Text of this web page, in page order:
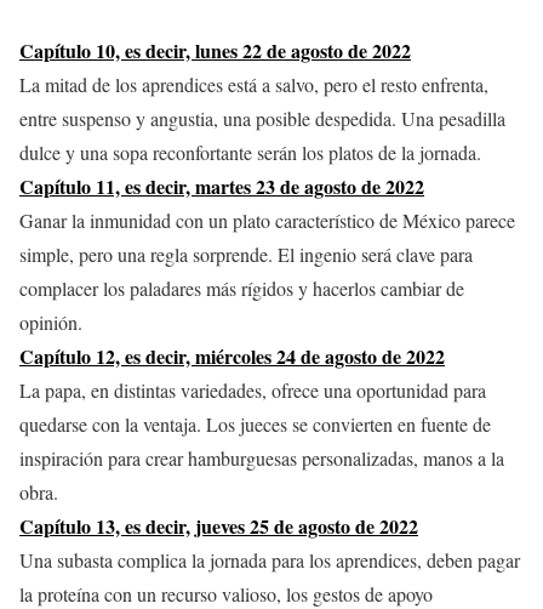
Capítulo 10, es decir, lunes 22 de agosto de 2022
La mitad de los aprendices está a salvo, pero el resto enfrenta,
entre suspenso y angustia, una posible despedida. Una pesadilla
dulce y una sopa reconfortante serán los platos de la jornada.
Capítulo 11, es decir, martes 23 de agosto de 2022
Ganar la inmunidad con un plato característico de México parece
simple, pero una regla sorprende. El ingenio será clave para
complacer los paladares más rígidos y hacerlos cambiar de
opinión.
Capítulo 12, es decir, miércoles 24 de agosto de 2022
La papa, en distintas variedades, ofrece una oportunidad para
quedarse con la ventaja. Los jueces se convierten en fuente de
inspiración para crear hamburguesas personalizadas, manos a la
obra.
Capítulo 13, es decir, jueves 25 de agosto de 2022
Una subasta complica la jornada para los aprendices, deben pagar
la proteína con un recurso valioso, los gestos de apoyo